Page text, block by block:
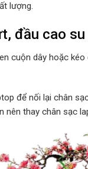
lượng.
đầu cao su
cuộn dây hoặc
để nối lại chân
nên thay chân sạc